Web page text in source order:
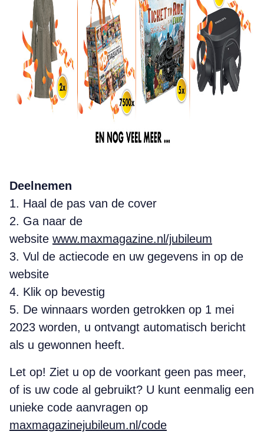
Deelnemen
1. Haal de pas van de cover
2. Ga naar de
website www.maxmagazine.nl/jubileum
3. Vul de actiecode en uw gegevens in op de
website
4. Klik op bevestig
5. De winnaars worden getrokken op 1 mei
2023 worden, u ontvangt automatisch bericht
als u gewonnen heeft.
Let op! Ziet u op de voorkant geen pas meer,
of is uw code al gebruikt? U kunt eenmalig een
unieke code aanvragen op
maxmagazinejubileum.nl/code